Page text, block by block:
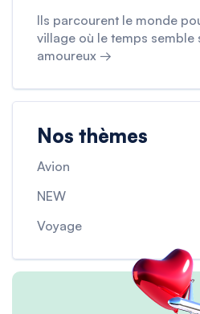
Ils parcourent le monde
village où le temps semble
amoureux →
Nos thèmes
Avion
NEW
Voyage